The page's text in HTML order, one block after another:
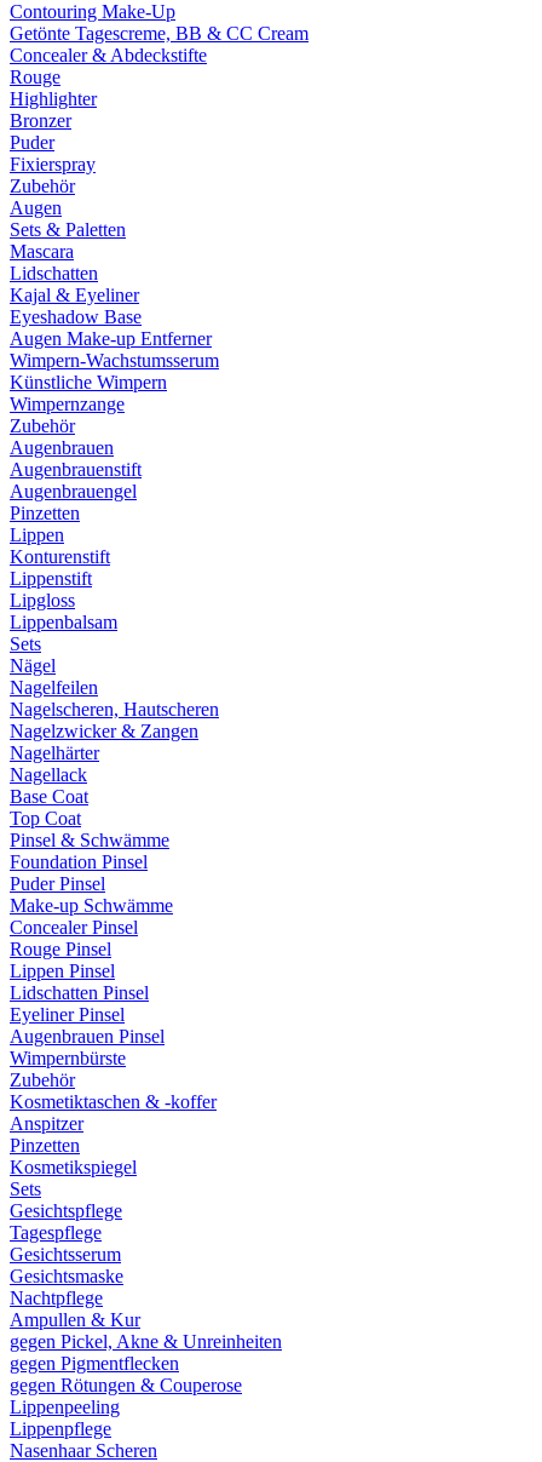
Contouring Make-Up
Getönte Tagescreme, BB & CC Cream
Concealer & Abdeckstifte
Rouge
Highlighter
Bronzer
Puder
Fixierspray
Zubehör
Augen
Sets & Paletten
Mascara
Lidschatten
Kajal & Eyeliner
Eyeshadow Base
Augen Make-up Entferner
Wimpern-Wachstumsserum
Künstliche Wimpern
Wimpernzange
Zubehör
Augenbrauen
Augenbrauenstift
Augenbrauengel
Pinzetten
Lippen
Konturenstift
Lippenstift
Lipgloss
Lippenbalsam
Sets
Nägel
Nagelfeilen
Nagelscheren, Hautscheren
Nagelzwicker & Zangen
Nagelhärter
Nagellack
Base Coat
Top Coat
Pinsel & Schwämme
Foundation Pinsel
Puder Pinsel
Make-up Schwämme
Concealer Pinsel
Rouge Pinsel
Lippen Pinsel
Lidschatten Pinsel
Eyeliner Pinsel
Augenbrauen Pinsel
Wimpernbürste
Zubehör
Kosmetiktaschen & -koffer
Anspitzer
Pinzetten
Kosmetikspiegel
Sets
Gesichtspflege
Tagespflege
Gesichtsserum
Gesichtsmaske
Nachtpflege
Ampullen & Kur
gegen Pickel, Akne & Unreinheiten
gegen Pigmentflecken
gegen Rötungen & Couperose
Lippenpeeling
Lippenpflege
Nasenhaar Scheren